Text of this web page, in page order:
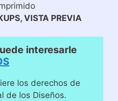
VISTA PREVIA
interesarle
los derechos de
de los Diseños.